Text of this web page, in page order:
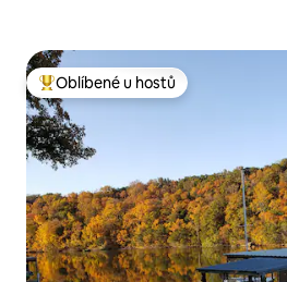
Nejlepší v kategorii Oblíbené u hostů
Oblíbené u hostů